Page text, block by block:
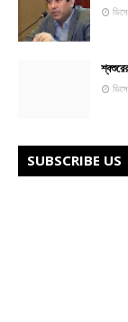
SUBSCRIBE US